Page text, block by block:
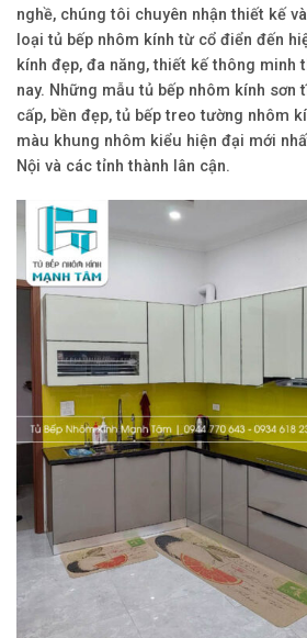
nghề, chúng tôi chuyên nhận thiết kế
loại tủ bếp nhôm kính từ cổ điển đến
kính đẹp, đa năng, thiết kế thông minh
nay. Những mẫu tủ bếp nhôm kính sơn
cấp, bền đẹp, tủ bếp treo tường nhôm
màu khung nhôm kiểu hiện đại mới
Nội và các tỉnh thành lân cận.